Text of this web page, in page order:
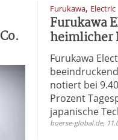
Furukawa, Electric
Furukawa
heimlicher
Furukawa
notiert bei
Prozent
japanische
boerse-global.de,